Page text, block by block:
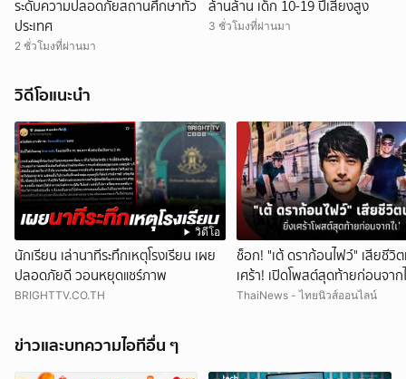
ระดับความปลอดภัยสถานศึกษาทั่ว
ประเทศ
2 ชั่วโมงที่ผ่านมา
ล้านล้าน เด็ก 10-19 ปีเสี่ยงสูง
3 ชั่วโมงที่ผ่านมา
วิดีโอแนะนำ
วิดีโอ
นักเรียน เล่านาทีระทึกเหตุโรงเรียน เผย
ปลอดภัยดี วอนหยุดแชร์ภาพ
BRIGHTTV.CO.TH
ช็อก! "เต้ ดราก้อนไฟว์" เสียชีวิ
เศร้า! เปิดโพสต์สุดท้ายก่อนจาก
ThaiNews - ไทยนิวส์ออนไลน์
ข่าวและบทความไอทีอื่น ๆ